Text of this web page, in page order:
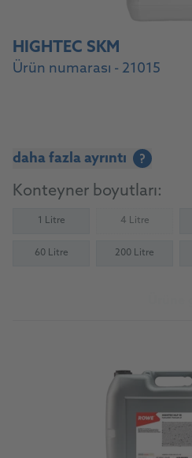
HIGHTEC SKM
Ürün numarası - 21015
daha fazla ayrıntı ?
Konteyner boyutları:
1 Litre 4 Litre(Not available)
60 Litre 200 Litre